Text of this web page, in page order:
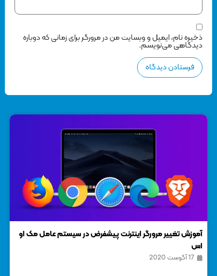
ذخیره نام، ایمیل و وبسایت من در مرورگر برای زمانی که دوباره
دیدگاهی می‌نویسم.
آموزش تغییر مرورگر اینترنت پیشفرض در سیستم عامل مک او